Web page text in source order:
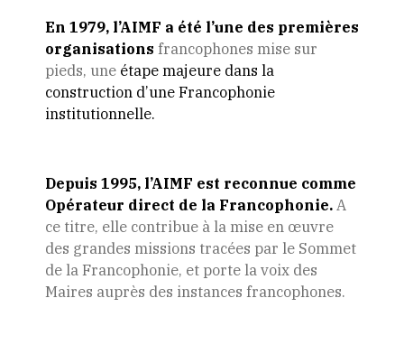
En 1979, l’AIMF a été l’une des premières
organisations francophones mise sur
pieds, une étape majeure dans la
construction d’une Francophonie
institutionnelle.
Depuis 1995, l’AIMF est reconnue comme
Opérateur direct de la Francophonie. A
ce titre, elle contribue à la mise en œuvre
des grandes missions tracées par le Sommet
de la Francophonie, et porte la voix des
Maires auprès des instances francophones.